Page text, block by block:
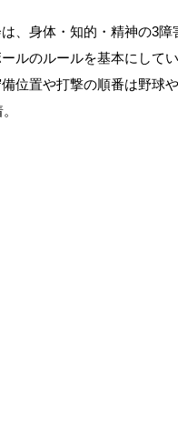
、身体・知的・精神の3
ルのルールを基本にして
位置や打撃の順番は野球